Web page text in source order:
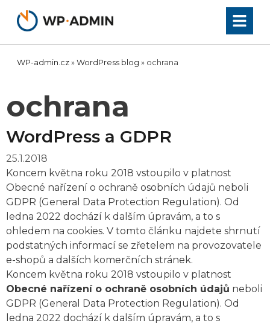
obsah
WP-admin.cz » WordPress blog » ochrana
ochrana
WordPress a GDPR
25.1.2018
Koncem května roku 2018 vstoupilo v platnost
Obecné nařízení o ochraně osobních údajů neboli
GDPR (General Data Protection Regulation). Od
ledna 2022 dochází k dalším úpravám, a to s
ohledem na cookies. V tomto článku najdete shrnutí
podstatných informací se zřetelem na provozovatele
e-shopů a dalších komerčních stránek.
Koncem května roku 2018 vstoupilo v platnost
Obecné nařízení o ochraně osobních údajů neboli
GDPR (General Data Protection Regulation). Od
ledna 2022 dochází k dalším úpravám, a to s